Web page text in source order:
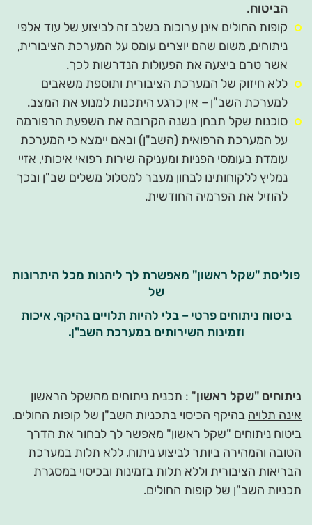
הביטוח.
קופות החולים אינן ערוכות בשלב זה לביצוע של עוד אלפי
ניתוחים, משום שהם יוצרים עומס על המערכת הציבורית,
אשר טרם ביצעה את הפעולות הנדרשות לכך.
ללא חיזוק של המערכת הציבורית ותוספת משאבים
למערכת השב"ן – אין כרגע היתכנות למנוע את המצב.
סוכנות שקל תבחן בשנה הקרובה את השפעת הרפורמה
על המערכת הרפואית (השב"ן) ובאם יימצא כי המערכת
עומדת בעומסי הפניות ומעניקה שירות רפואי איכותי, אזיי
נמליץ ללקוחותינו לבחון מעבר למסלול משלים שב"ן ובכך
להוזיל את הפרמיה החודשית.
פוליסת "שקל ראשון" מאפשרת לך ליהנות מכל היתרונות
של
ביטוח ניתוחים פרטי – בלי להיות תלויים בהיקף, איכות
וזמינות השירותים במערכת השב"ן.
ניתוחים "שקל ראשון" : תכנית ניתוחים מהשקל הראשון
אינה תלויה בהיקף הכיסוי בתכניות השב"ן של קופות החולים.
ביטוח ניתוחים "שקל ראשון" מאפשר לך לבחור את הדרך
הטובה והמהירה ביותר לביצוע ניתוח, ללא תלות במערכת
הבריאות הציבורית וללא תלות בזמינות ובכיסוי במסגרת
תכניות השב"ן של קופות החולים.